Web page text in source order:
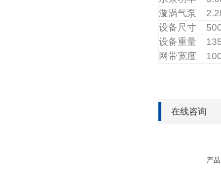
漩涡气泵
设备尺寸
设备重量
网带宽度
在线咨询
产